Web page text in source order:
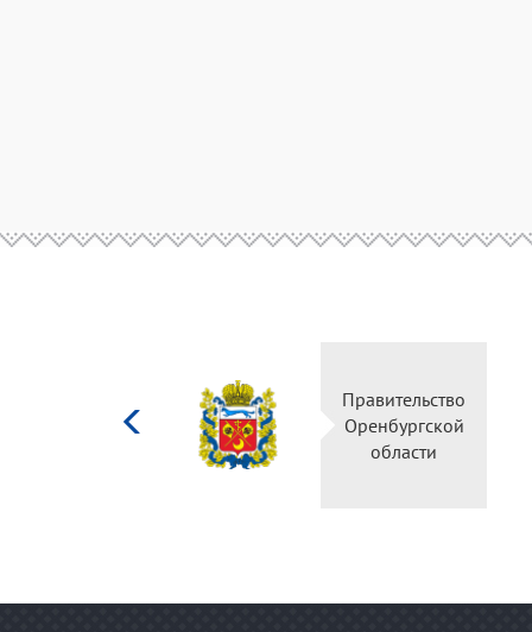
Российской
Правительство
Оренбургской
области